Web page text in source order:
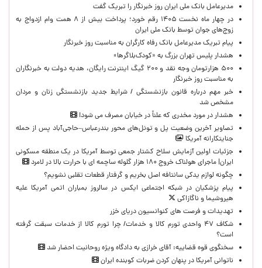
مدیرعامل بانک ملی ایران روز خبرنگار را تبریک گفت
در چهار ماه نخست ۱۴۰۵ رقم خورد؛ پرداخت بیش از ۸ همت وام ازدواج به
زوج‌های جوان توسط بانک ملی ایران
پیام تبریک مدیرعامل بانک رفاه کارگران به مناسبت روز خبرنگار
هشدار پلیس تهران بزرگ به «کودک‌بلاگرها»
۵۰۰ هزارتومان وجه نقد و ۲۰۰ گیگ اینترنت رایگان، هدیه دولت به خبرنگاران
به مناسبت روز خبرنگار
خبر مهم درباره قانون بازنشستگی / شرایط جدید بازنشستگی زنان و مردان
مشخص شد
هشدار در مورد مخدری که علناً در خیابان مصرف می شود!
تصاویر آخرین وضعیت پل و تونل‌های محور بندرعباس–حاجی‌آباد پس از حمله
جنایتکارانه آمریکا
جزئیات اولین آزمایش سلاح کشتار جمعی توسط آمریکا در یک منطقه مسکونی
ایران| ماجرای هولناک خروج ۱۸۰ هزار گلوله ساچمه ای با حرارت بالا در لامرد
چگونه لوازم یدکی سانتافه اصل بخریم و گرفتار قطعات تقلبی نشویم؟
پیام پزشکیان در شبکه اجتماعی ایکس در سالروز بمباران اتمی آمریکا علیه
هیروشیما و ناگازاکی
تهدیدات و فرصت های کنوانسیون دریای خزر
شکاف ۴۷ واحدی تورم کالا و خدمات/ چرا تورم کالا از خدمات سبقت گرفته
است؟
سخنگوی قوه قضاییه: آقای خرازی به دادگاه ویژه روحانیت احضار شد
ناتوانی آمریکا در پنهان کردن ضربات کوبنده ایران